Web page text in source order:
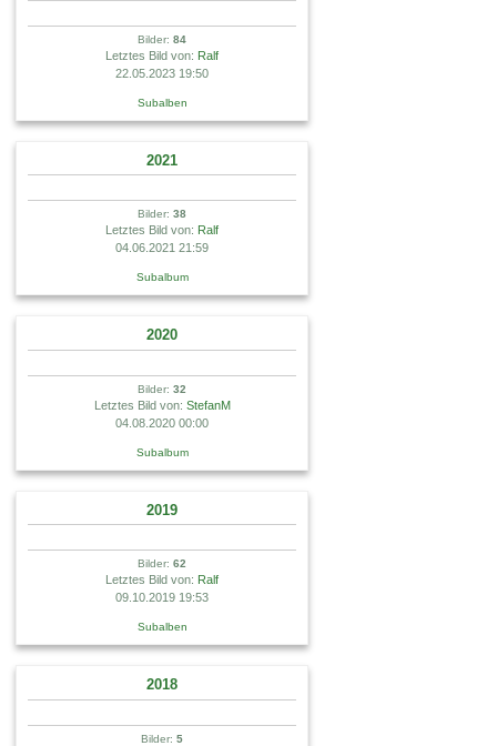
Bilder: 84
Letztes Bild von: Ralf
22.05.2023 19:50
Subalben
2021
Bilder: 38
Letztes Bild von: Ralf
04.06.2021 21:59
Subalbum
2020
Bilder: 32
Letztes Bild von: StefanM
04.08.2020 00:00
Subalbum
2019
Bilder: 62
Letztes Bild von: Ralf
09.10.2019 19:53
Subalben
2018
Bilder: 5